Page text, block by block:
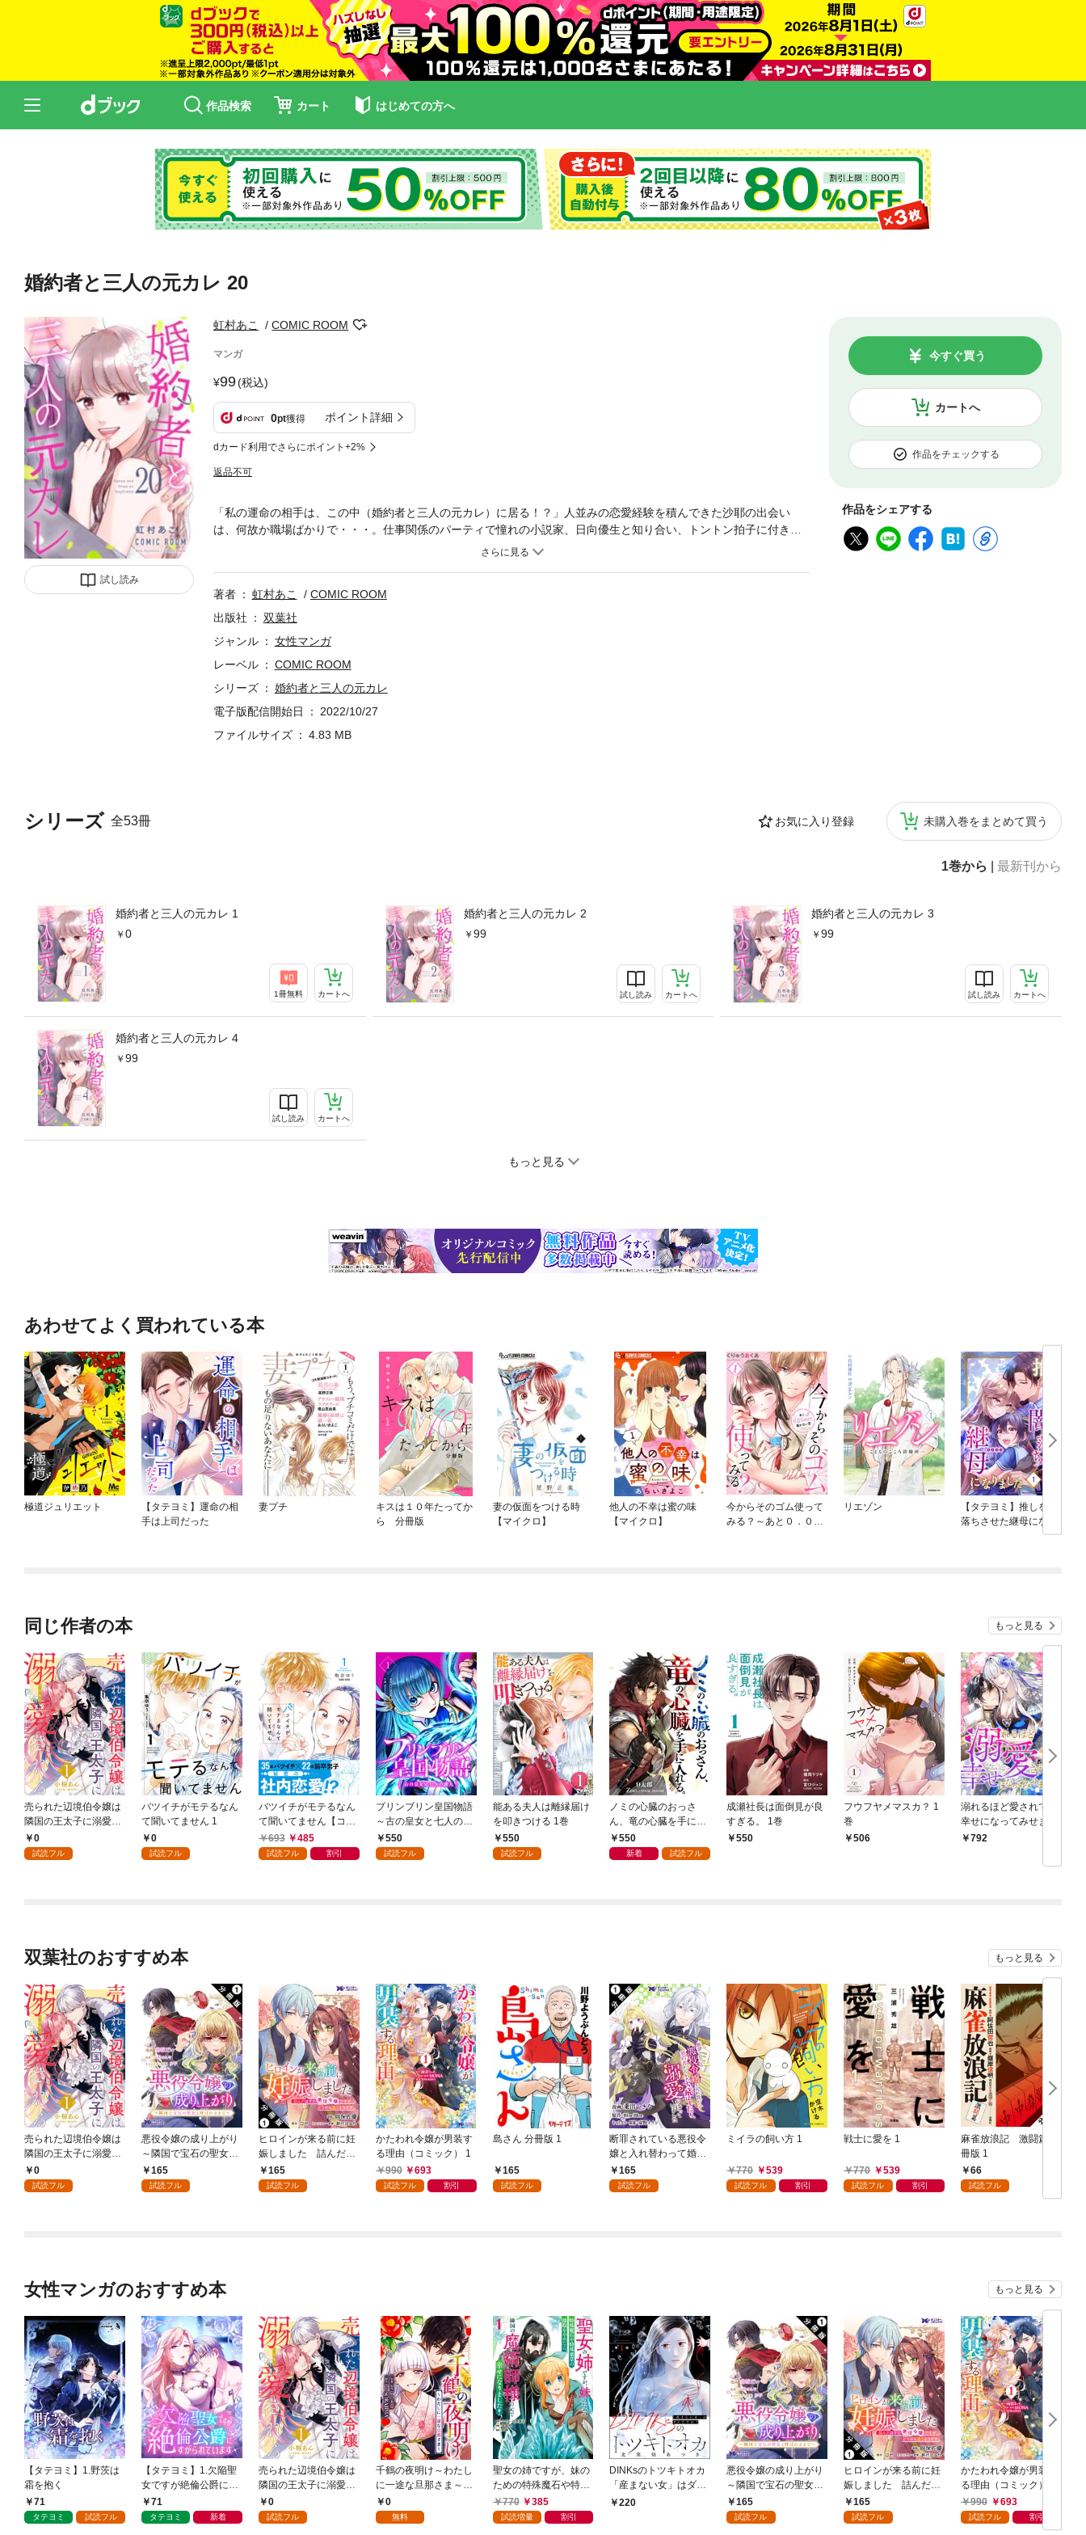
作品検索 カート はじめての方へ
婚約者と三人の元カレ 20
試し読み
虹村あこ COMIC ROOM
マンガ
99(税込)
0pt獲得 ポイント詳細
dカード利用でさらにポイント+2%
返品不可
カートへ
今すぐ買う
作品をチェックする
作品をシェアする
シリーズ 全53冊 お気に入り登録 未購入巻をまとめて買う
1巻から 最新刊から
婚約者と三人の元カレ 1
0
1冊無料 カートへ
婚約者と三人の元カレ 2
99
試し読み カートへ
婚約者と三人の元カレ 3
99
試し読み カートへ
婚約者と三人の元カレ 4
99
試し読み カートへ
もっと見る
「私の運命の相手は、この中（婚約者と三人の元カレ）に居る！？」人並みの恋愛経験を積んできた沙耶の出会い
は、何故か職場ばかりで・・・。仕事関係のパーティで憧れの小説家、日向優生と知り合い、トントン拍子に付き合
うことに――…！？この出会いは、ドラマティックで刺激的でカオスな作品の序章に過ぎなかった！？ハーレム×溺愛
著者 虹村あこ
COMIC ROOM
出版社
双葉社
ジャンル
女性マンガ
レーベル
COMIC ROOM
シリーズ
婚約者と三人の元カレ
電子版配信開始日
2022/10/27
ファイルサイズ
4.83 MB
あわせてよく買われている本
極道ジュリエット
【タテヨミ】運命の相
手は上司だった
妻プチ
キスは１０年たってか
ら 分冊版
妻の仮面をつける時
【マイクロ】
他人の不幸は蜜の味
【マイクロ】
今からそのゴム使って
みる？～あと０．０１
リエゾン
【タテヨミ】推しを闇
落ちさせた継母になり
同じ作者の本 もっと見る
売られた辺境伯令嬢は
隣国の王太子に溺愛さ
れる 1
0
試読フル
バツイチがモテるなん
て聞いてません 1
0
試読フル
バツイチがモテるなん
て聞いてません【コミ
ックス版】 1
693 485
試読フル 割引
ブリンブリン皇国物語
～古の皇女と七人の護
人～ 1巻
550
試読フル
能ある夫人は離縁届け
を叩きつける 1巻
550
試読フル
ノミの心臓のおっさ
ん、竜の心臓を手に入
れる。 1巻
550
新着 試読フル
成瀬社長は面倒見が良
すぎる。 1巻
550
フウフヤメマスカ？ 1
巻
506
溺れるほど愛されて、
幸せになってみせます
わ！アンソロジーコミ
792
双葉社のおすすめ本 もっと見る
売られた辺境伯令嬢は
隣国の王太子に溺愛さ
れる 1
0
試読フル
悪役令嬢の成り上がり
～隣国で宝石の聖女と
呼ばれるまで～（コミ
ック） 分冊版 1
165
試読フル
ヒロインが来る前に妊
娠しました 詰んだは
ずの悪役令嬢ですが、
どうやら違うようです
165
試読フル
かたわれ令嬢が男装す
る理由（コミック） 1
990
693
試読フル 割引
島さん 分冊版 1
165
試読フル
断罪されている悪役令
嬢と入れ替わって婚約
者たちをぶっ飛ばした
ら、溺愛が待っていま
165
試読フル
ミイラの飼い方 1
770 539
試読フル 割引
戦士に愛を 1
770 539
試読フル 割引
麻雀放浪記 激闘篇 分
冊版 1
66
試読フル
女性マンガのおすすめ本 もっと見る
【タテヨミ】1.野茨は
霜を抱く
71
タテヨミ 試読フル
【タテヨミ】1.欠陥聖
女ですが絶倫公爵にす
がられています
71
タテヨミ 新着
売られた辺境伯令嬢は
隣国の王太子に溺愛さ
れる 1
0
試読フル
千鶴の夜明け～わたし
に一途な旦那さま～
【分冊版】 1話「北条
家の生贄（１）」
0
無料
聖女の姉ですが、妹の
ための特殊魔石や特殊
薬草の採取をやめた
ら、隣国の魔術師様の
770 385
試読増量 割引
DINKsのトツキトオカ
「産まない女」はダメ
ですか？（分冊版）
220
悪役令嬢の成り上がり
～隣国で宝石の聖女と
呼ばれるまで～（コミ
ック） 分冊版 1
165
試読フル
ヒロインが来る前に妊
娠しました 詰んだは
ずの悪役令嬢ですが、
どうやら違うようです
165
試読フル
かたわれ令嬢が男装す
る理由（コミック） 1
990
693
試読フル 割引